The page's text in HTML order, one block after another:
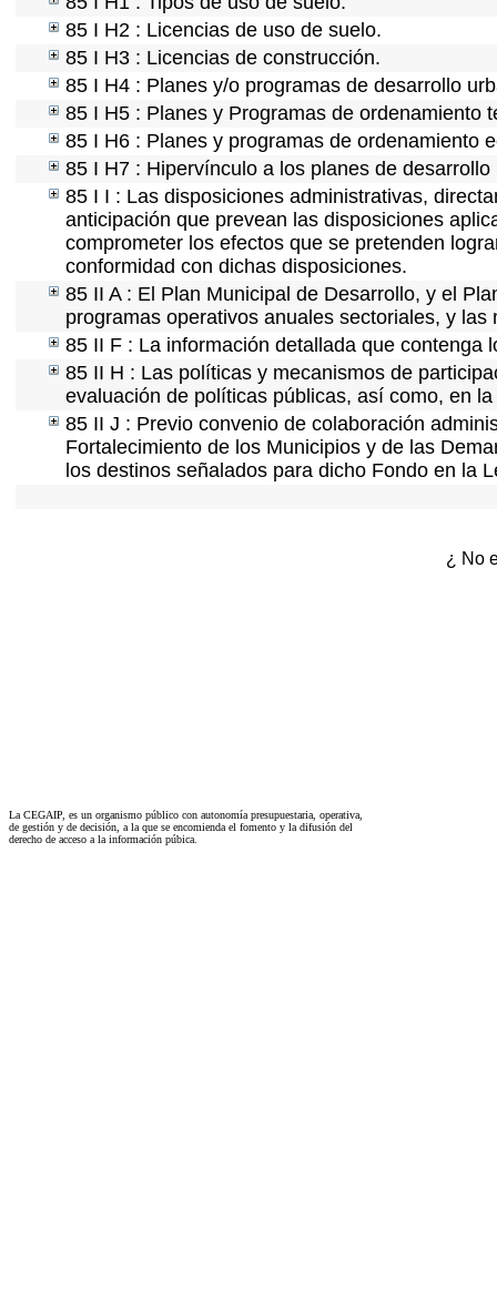
85 I H2 : Licencias de uso de suelo.
85 I H3 : Licencias de construcción.
85 I H4 : Planes y/o programas de desarrollo
85 I H5 : Planes y Programas de ordenamiento
85 I H6 : Planes y programas de ordenamiento
85 I H7 : Hipervínculo a los planes de desarrollo
85 I I : Las disposiciones administrativas,
anticipación que prevean las disposiciones
comprometer los efectos que se pretenden
conformidad con dichas disposiciones.
85 II A : El Plan Municipal de Desarrollo, y el
programas operativos anuales sectoriales, y
85 II F : La información detallada que contenga
85 II H : Las políticas y mecanismos de
evaluación de políticas públicas, así como, en
85 II J : Previo convenio de colaboración
Fortalecimiento de los Municipios y de las
los destinos señalados para dicho Fondo en la
¿ No
La CEGAIP, es un organismo público con autonomía presupuestaria, operativa,
de gestión y de decisión, a la que se encomienda el fomento y la difusión del
derecho de acceso a la información púbica.